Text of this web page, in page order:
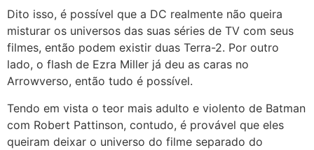
Dito isso, é possível que a DC realmente não queira
misturar os universos das suas séries de TV com seus
filmes, então podem existir duas Terra-2. Por outro
lado, o flash de Ezra Miller já deu as caras no
Arrowverso, então tudo é possível.
Tendo em vista o teor mais adulto e violento de Batman
com Robert Pattinson, contudo, é provável que eles
queiram deixar o universo do filme separado do